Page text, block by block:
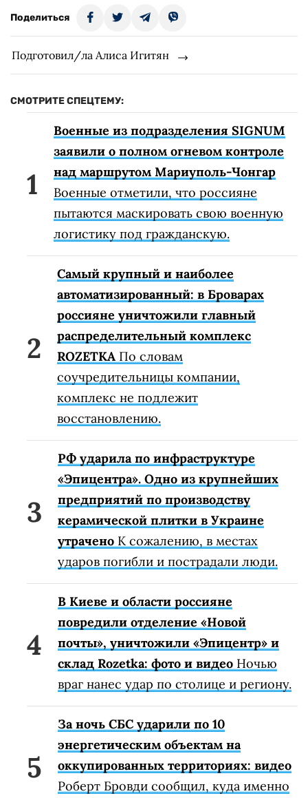
Поделиться
Подготовил/ла Алиса Игитян
СМОТРИТЕ СПЕЦТЕМУ:
Военные из подразделения SIGNUM
заявили о полном огневом контроле
над маршрутом Мариуполь-Чонгар
Военные отметили, что россияне
пытаются маскировать свою военную
логистику под гражданскую.
Самый крупный и наиболее
автоматизированный: в Броварах
россияне уничтожили главный
распределительный комплекс
ROZETKA По словам
соучредительницы компании,
комплекс не подлежит
восстановлению.
РФ ударила по инфраструктуре
«Эпицентра». Одно из крупнейших
предприятий по производству
керамической плитки в Украине
утрачено К сожалению, в местах
ударов погибли и пострадали люди.
В Киеве и области россияне
повредили отделение «Новой
почты», уничтожили «Эпицентр» и
склад Rozetka: фото и видео Ночью
враг нанес удар по столице и региону.
За ночь СБС ударили по 10
энергетическим объектам на
оккупированных территориях: видео
Роберт Бровди сообщил, куда именно